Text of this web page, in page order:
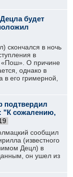
будет
скончался в ночь
в
«Пош». О причине
однако в
в его гримерной,
подтвердил
"К сожалению,
сообщил
(известного
Децл) в
он ушел из